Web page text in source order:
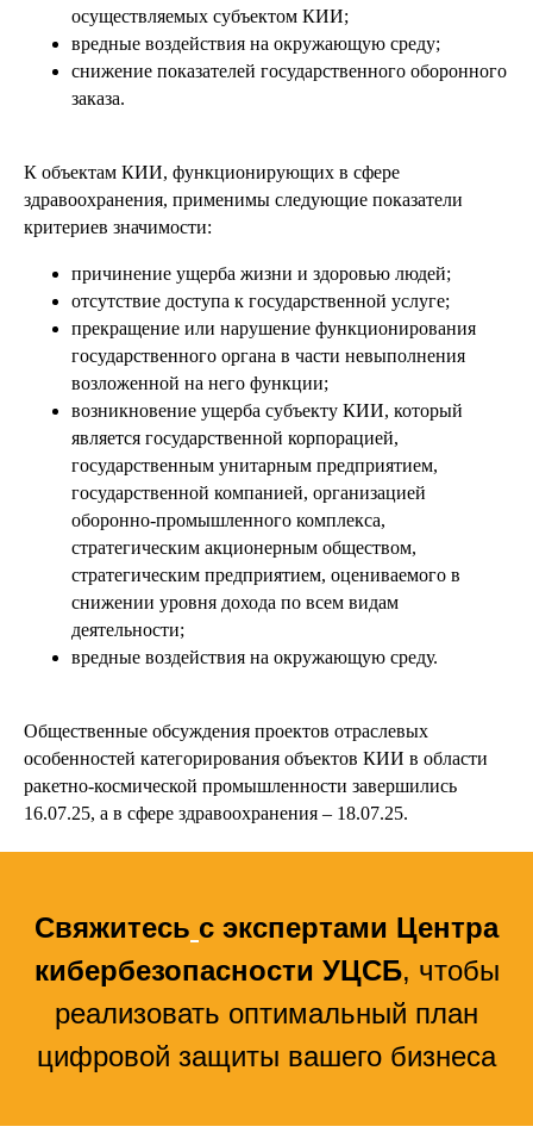
осуществляемых субъектом КИИ;
вредные воздействия на окружающую среду;
снижение показателей государственного оборонного
заказа.
К объектам КИИ, функционирующих в сфере
здравоохранения, применимы следующие показатели
критериев значимости:
причинение ущерба жизни и здоровью людей;
отсутствие доступа к государственной услуге;
прекращение или нарушение функционирования
государственного органа в части невыполнения
возложенной на него функции;
возникновение ущерба субъекту КИИ, который
является государственной корпорацией,
государственным унитарным предприятием,
государственной компанией, организацией
оборонно-промышленного комплекса,
стратегическим акционерным обществом,
стратегическим предприятием, оцениваемого в
снижении уровня дохода по всем видам
деятельности;
вредные воздействия на окружающую среду.
Общественные обсуждения проектов отраслевых
особенностей категорирования объектов КИИ в области
ракетно-космической промышленности завершились
16.07.25, а в сфере здравоохранения – 18.07.25.
Свяжитесь с экспертами Центра
кибербезопасности УЦСБ, чтобы
реализовать оптимальный план
цифровой защиты вашего бизнеса
Подключение к ЕБС под ключ